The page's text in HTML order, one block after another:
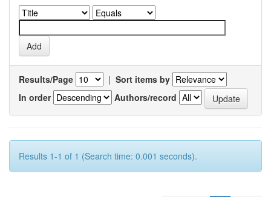
Results/Page | Sort items by
In order
Authors/record
Results 1-1 of 1 (Search time: 0.001 seconds).